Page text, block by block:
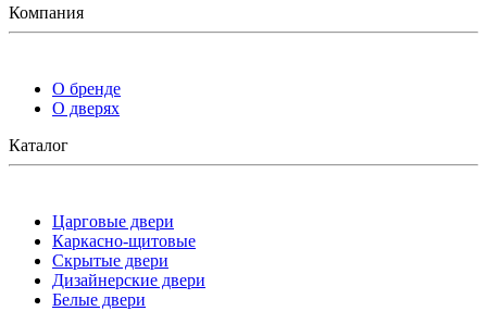
Компания
О бренде
О дверях
Каталог
Царговые двери
Каркасно-щитовые
Скрытые двери
Дизайнерские двери
Белые двери